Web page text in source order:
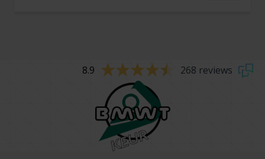
8.9 268 reviews